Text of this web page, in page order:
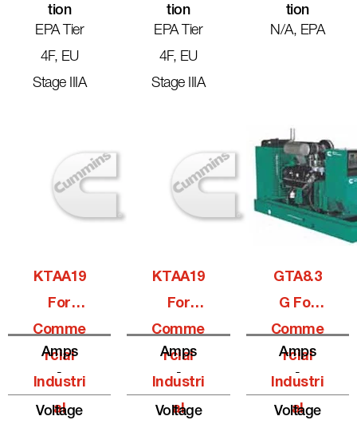
Tion
EPA Tier
4F, EU
Stage IIIA
Tion
EPA Tier
4F, EU
Stage IIIA
Tion
N/A, EPA
KTAA19
For
Comme
Rcial
Industri
Al
Amps
-
Voltage
KTAA19
For
Comme
Rcial
Industri
Al
Amps
-
Voltage
GTA8.3
G For
Comme
Rcial
Industri
Al
Amps
-
Voltage